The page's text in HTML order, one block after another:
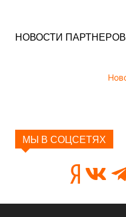
НОВОСТИ ПАРТНЕРОВ
МЫ В СОЦСЕТЯХ